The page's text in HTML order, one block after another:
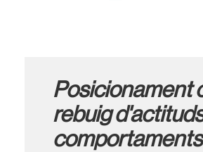
Posicionament
rebuig
comportaments